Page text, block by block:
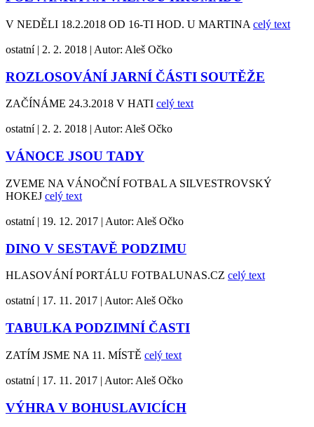
V NEDĚLI 18.2.2018 OD 16-TI HOD. U MARTINA celý text
ostatní | 2. 2. 2018 | Autor: Aleš Očko
ROZLOSOVÁNÍ JARNÍ ČÁSTI SOUTĚŽE
ZAČÍNÁME 24.3.2018 V HATI celý text
ostatní 2. 2. 2018 Autor: Aleš Očko
VÁNOCE JSOU TADY
ZVEME NA VÁNOČNÍ FOTBAL A SILVESTROVSKÝ
HOKEJ celý text
ostatní | 19. 12. 2017 | Autor: Aleš Očko
DINO V SESTAVĚ PODZIMU
HLASOVÁNÍ PORTÁLU FOTBALUNAS.CZ celý text
ostatní | 17. 11. 2017 | Autor: Aleš Očko
TABULKA PODZIMNÍ ČASTI
ZATÍM JSME NA 11. MÍSTĚ celý text
ostatní | 17. 11. 2017 | Autor: Aleš Očko
VÝHRA V BOHUSLAVICÍCH